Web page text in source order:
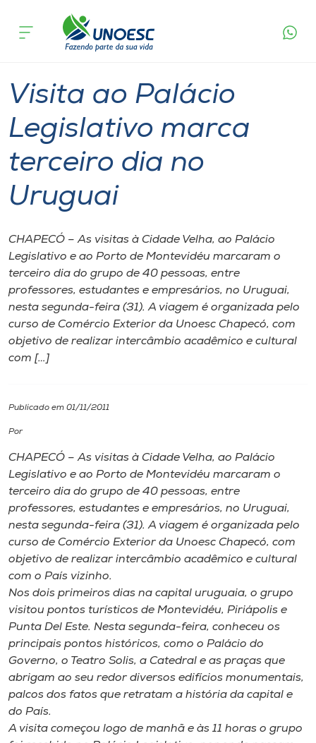
Cursos
Pesquisa
Atendimento ao Estudante
Portal de Ensino
A
Unoesc
Internacionalização
I.nova
Cultura
CPA
Biblioteca
Editora
Rádio
Museu
Unoesc
Store
acontece
Visita ao Palácio
Legislativo marca
terceiro dia no
Uruguai
CHAPECÓ – As visitas à Cidade Velha, ao Palácio
Legislativo e ao Porto de Montevidéu marcaram o
terceiro dia do grupo de 40 pessoas, entre
professores, estudantes e empresários, no Uruguai,
nesta segunda-feira (31). A viagem é organizada pelo
curso de Comércio Exterior da Unoesc Chapecó, com
objetivo de realizar intercâmbio acadêmico e cultural
com […]
Publicado em 01/11/2011
Por
CHAPECÓ – As visitas à Cidade Velha, ao Palácio
Legislativo e ao Porto de Montevidéu marcaram o
terceiro dia do grupo de 40 pessoas, entre
professores, estudantes e empresários, no Uruguai,
nesta segunda-feira (31). A viagem é organizada pelo
curso de Comércio Exterior da Unoesc Chapecó, com
objetivo de realizar intercâmbio acadêmico e cultural
com o País vizinho.
Nos dois primeiros dias na capital uruguaia, o grupo
visitou pontos turísticos de Montevidéu, Piriápolis e
Punta Del Este. Nesta segunda-feira, conheceu os
principais pontos históricos, como o Palácio do
Governo, o Teatro Solis, a Catedral e as praças que
abrigam ao seu redor diversos edifícios monumentais,
palcos dos fatos que retratam a história da capital e
do País.
A visita começou logo de manhã e às 11 horas o grupo